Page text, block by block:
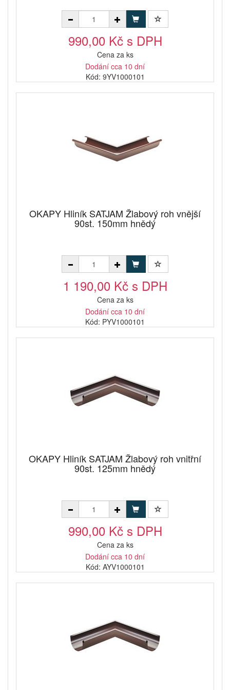
990,00 Kč s DPH
Cena za ks
Dodání cca 10 dní
Kód: 9YV1000101
OKAPY Hliník SATJAM Žlabový roh vnější
90st. 150mm hnědý
1 190,00 Kč s DPH
Cena za ks
Dodání cca 10 dní
Kód: PYV1000101
OKAPY Hliník SATJAM Žlabový roh vnitřní
90st. 125mm hnědý
990,00 Kč s DPH
Cena za ks
Dodání cca 10 dní
Kód: AYV1000101